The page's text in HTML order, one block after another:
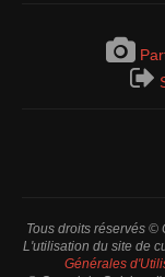
Tous droits réservés ©
L'utilisation du site de
Générales